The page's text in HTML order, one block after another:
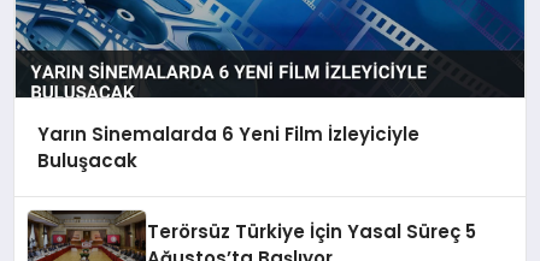
Yarın Sinemalarda 6 Yeni Film İzleyiciyle
Buluşacak
Terörsüz Türkiye İçin Yasal Süreç 5